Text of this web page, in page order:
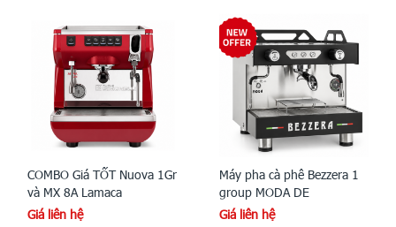
COMBO Giá TỐT Nuova 1Gr
và MX 8A Lamaca
Giá liên hệ
Máy pha cà phê Bezzera 1
group MODA DE
Giá liên hệ